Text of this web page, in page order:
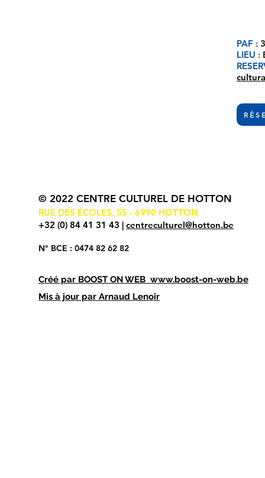
PAF :
LIEU :
© 2022 CENTRE CULTUREL DE HOTTON
RUE DES ÉCOLES, 55 - 6990 HOTTON
+32 (0) 84 41 31 43 | centreculturel@hotton.be
N° BCE : 0474 82 62 82
Créé par BOOST ON WEB www.boost-on-web.be
Mis à jour par Arnaud Lenoir